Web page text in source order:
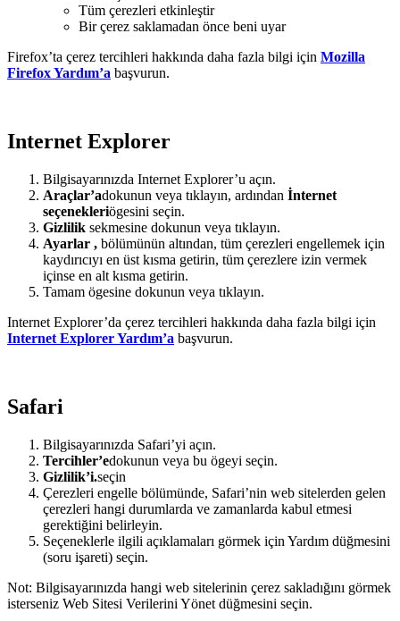
Tüm çerezleri etkinleştir
Bir çerez saklamadan önce beni uyar
Firefox’ta çerez tercihleri hakkında daha fazla bilgi için Mozilla
Firefox Yardım’a başvurun.
Internet Explorer
Bilgisayarınızda Internet Explorer’u açın.
Araçlar’adokunun veya tıklayın, ardından İnternet
seçenekleriögesini seçin.
Gizlilik sekmesine dokunun veya tıklayın.
Ayarlar , bölümünün altından, tüm çerezleri engellemek için
kaydırıcıyı en üst kısma getirin, tüm çerezlere izin vermek
içinse en alt kısma getirin.
Tamam ögesine dokunun veya tıklayın.
Internet Explorer’da çerez tercihleri hakkında daha fazla bilgi için
Internet Explorer Yardım’a başvurun.
Safari
Bilgisayarınızda Safari’yi açın.
Tercihler’edokunun veya bu ögeyi seçin.
Gizlilik’i.seçin
Çerezleri engelle bölümünde, Safari’nin web sitelerden gelen
çerezleri hangi durumlarda ve zamanlarda kabul etmesi
gerektiğini belirleyin.
Seçeneklerle ilgili açıklamaları görmek için Yardım düğmesini
(soru işareti) seçin.
Not: Bilgisayarınızda hangi web sitelerinin çerez sakladığını görmek
isterseniz Web Sitesi Verilerini Yönet düğmesini seçin.